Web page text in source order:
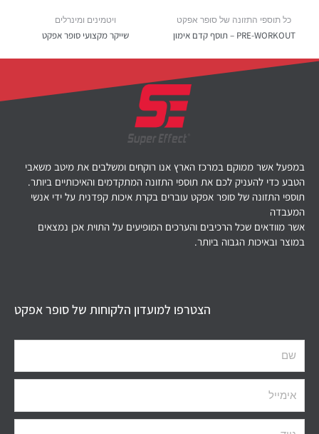
כל תוספי התזונה של סופר אפקט
PRE-WORKOUT – תוסף קדם אימון
ויטמינים ומינרלים
שייקר מקצועי סופר אפקט
במפעל אשר ממוקם במרכז הארץ אנו רוקחים ומשלבים את מיטב משאבי
הטבע כדי להעניק לכם את תוספי התזונה המתקדמים והאיכותיים ביותר.
תוספי התזונה של סופר אפקט עוברים בקרת איכות קפדנית על ידי אנשי
המעבדה
אשר מוודאים שכל הרכיבים והערכים המופיעים על התוית אכן נמצאים
במוצר ובאיכות הגבוה ביותר.
הצטרפו למועדון הלקוחות של סופר אפקט